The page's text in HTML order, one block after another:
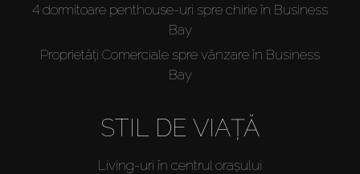
4 dormitoare penthouse-uri spre chirie în Business
Bay
Proprietăți Comerciale spre vânzare în Business
Bay
STIL DE VIAȚĂ
Living-uri în centrul orașului